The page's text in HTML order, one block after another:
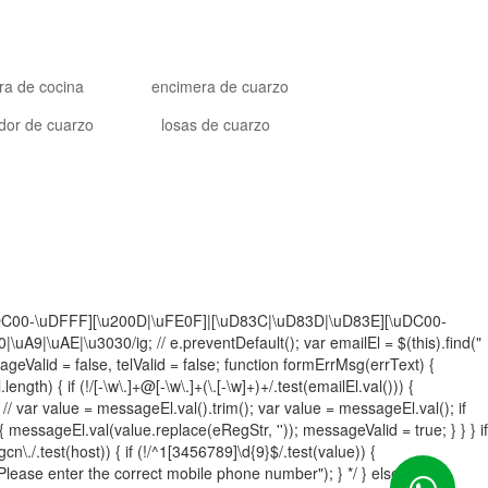
de cocina
encimera de cuarzo
de cuarzo
losas de cuarzo
\uDFFF][\u200D|\uFE0F]|[\uD83C|\uD83D|\uD83E][\uDC00-
ig; // e.preventDefault(); var emailEl = $(this).find("
= false, telValid = false; function formErrMsg(errText) {
{ if (!/[-\w\.]+@[-\w\.]+(\.[-\w]+)+/.test(emailEl.val())) {
var value = messageEl.val().trim(); var value = messageEl.val(); if
'')); messageValid = true; } } } if
.test(host)) { if (!/^1[3456789]\d{9}$/.test(value)) {
enter the correct mobile phone number"); } */ } else { /*